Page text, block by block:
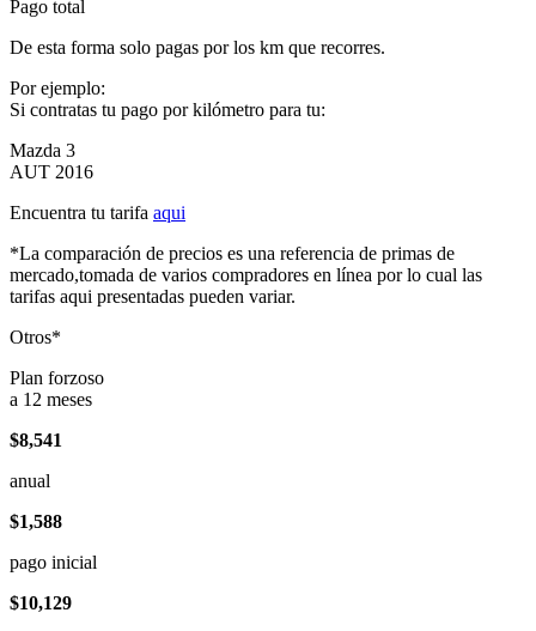
Pago total
De esta forma solo pagas por los km que recorres.
Por ejemplo:
Si contratas tu pago por kilómetro para tu:
Mazda 3
AUT 2016
Encuentra tu tarifa aqui
*La comparación de precios es una referencia de primas de
mercado,tomada de varios compradores en línea por lo cual las
tarifas aqui presentadas pueden variar.
Otros*
Plan forzoso
a 12 meses
$8,541
anual
$1,588
pago inicial
$10,129